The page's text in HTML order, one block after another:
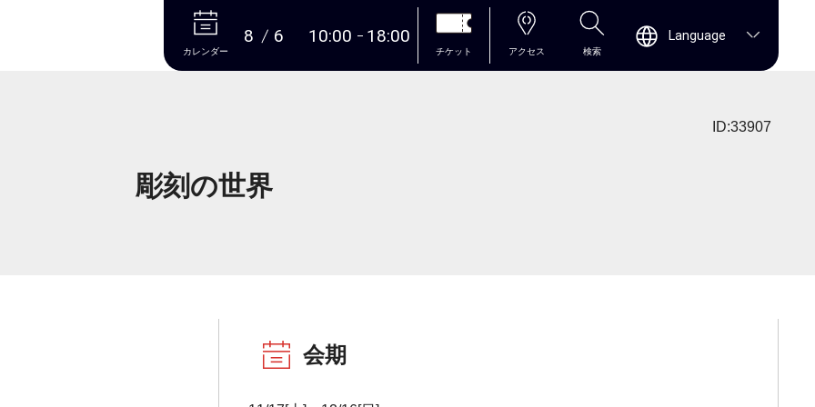
本文へ
カレンダー
8 6 10:00 18:00
チケット アクセス 検索
Language
ID:33907
彫刻の世界
会期